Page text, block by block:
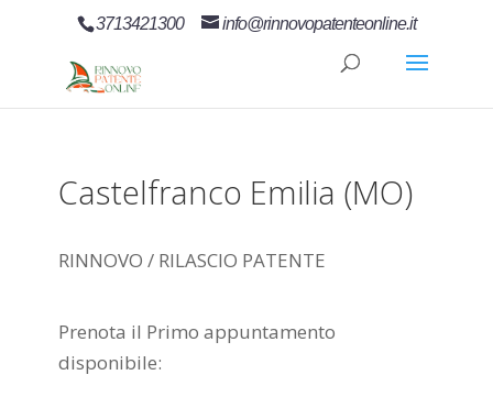
3713421300 info@rinnovopatenteonline.it
Castelfranco Emilia (MO)
RINNOVO / RILASCIO PATENTE
Prenota il Primo appuntamento
disponibile: